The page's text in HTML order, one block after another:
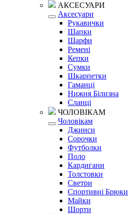
АКСЕСУАРИ
Аксесуари
Рукавички
Шапки
Шарфи
Ремені
Кепки
Сумки
Шкарпетки
Гаманці
Нижня Білизна
Сланці
ЧОЛОВІКАМ
Чоловікам
Джинси
Сорочки
Футболки
Поло
Кардигани
Толстовки
Светри
Спортивні Брюки
Майки
Шорти